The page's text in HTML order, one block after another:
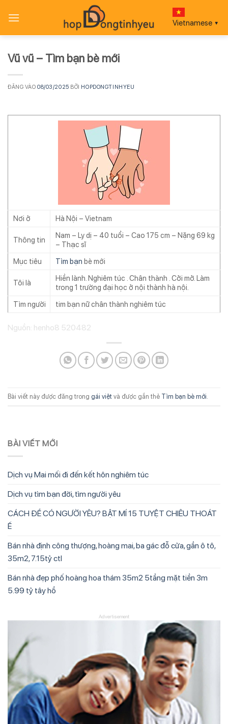
qua
Vietnamese ▼
Vũ vũ – Tìm bạn bè mới
ĐĂNG VÀO08/03/2025 BỞI HOPDONGTINHYEU
Nơi ở Hà Nội – Vietnam
Thông tin
Nam – Ly dị – 40 tuổi – Cao 175 cm – Nặng 69 kg
– Thạc sĩ
Mục tiêu
Tìm bạn bè mới
Tôi là
Hiền lành. Nghiêm túc . Chân thành . Cởi mở. Làm
trong 1 trường đại học ở nội thành hà nội.
Tìm người
tim bạn nữ chân thành nghiêm túc
Nguồn: henho8 520482
Bài viết này được đăng trong gái việt và được gắn thẻ Tìm bạn bè mới
BÀI VIẾT MỚI
Dịch vụ Mai mối đi đến kết hôn nghiêm túc
Dịch vụ tìm bạn đời, tìm người yêu
CÁCH ĐỂ CÓ NGƯỜI YÊU? BẬT MÍ 15 TUYỆT CHIÊU THOÁT
Ế
Bán nhà định công thượng, hoàng mai, ba gác đỗ cửa, gần ô tô,
35m2, 7.15tỷ ctl
Bán nhà đẹp phố hoàng hoa thám 35m2 5tầng mặt tiền 3m
5.99 tỷ tây hồ
Advertisement